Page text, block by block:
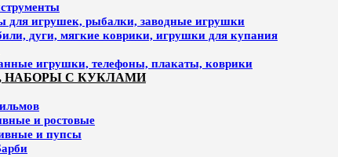
для игрушек, рыбалки, заводные игрушки
дуги, мягкие коврики, игрушки для купания
игрушки, телефоны, плакаты, коврики
НАБОРЫ С КУКЛАМИ
и ростовые
и пупсы